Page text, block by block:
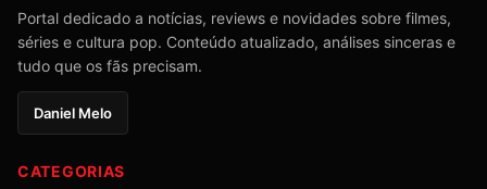
Portal dedicado a notícias, reviews e novidades sobre filmes,
séries e cultura pop. Conteúdo atualizado, análises sinceras e
tudo que os fãs precisam.
Daniel Melo
CATEGORIAS